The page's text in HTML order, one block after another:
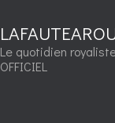
Le quotidien
OFFICIEL